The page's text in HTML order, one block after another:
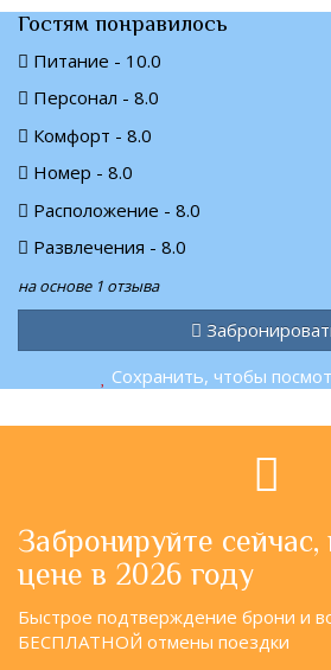
Гостям понравилось
Питание - 10.0
Персонал - 8.0
Комфорт - 8.0
Номер - 8.0
Расположение - 8.0
Развлечения - 8.0
на основе 1 отзыва
Сохранить, чтобы
Забронируйте
цене в 2026 году
Быстрое подтверждение брони и
БЕСПЛАТНОЙ отмены поездки